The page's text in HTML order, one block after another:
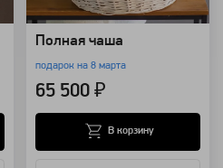
Полная чаша
подарок на 8 марта
65 500 ₽
В корзину